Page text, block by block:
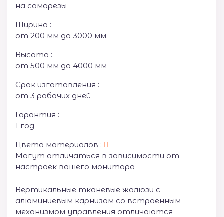
на саморезы
Ширина :
от 200 мм до 3000 мм
Высота :
от 500 мм до 4000 мм
Срок изготовления :
от 3 рабочих дней
Гарантия :
1 год
Цвета материалов :
Могут отличаться в зависимости от
настроек вашего монитора
Вертикальные тканевые жалюзи с
алюминиевым карнизом со встроенным
механизмом управления отличаются